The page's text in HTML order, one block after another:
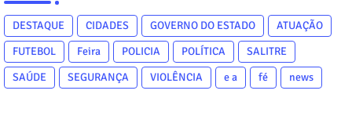
DESTAQUE CIDADES GOVERNO DO ESTADO
ATUAÇÃO
FUTEBOL
Feira POLICIA POLÍTICA
SALITRE
SAÚDE
SEGURANÇA VIOLÊNCIA e a fé news